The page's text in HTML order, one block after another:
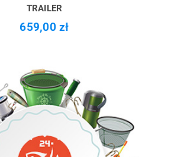
TRAILER
659,00 zł